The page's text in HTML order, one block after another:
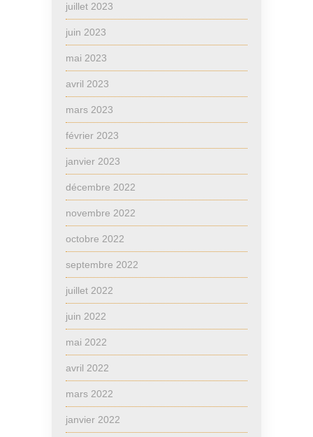
juillet 2023
juin 2023
mai 2023
avril 2023
mars 2023
février 2023
janvier 2023
décembre 2022
novembre 2022
octobre 2022
septembre 2022
juillet 2022
juin 2022
mai 2022
avril 2022
mars 2022
janvier 2022